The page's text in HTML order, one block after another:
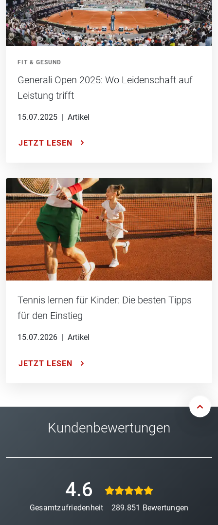
FIT & GESUND
Generali Open 2025: Wo Leidenschaft auf
Leistung trifft
15.07.2025 Artikel
JETZT LESEN
Tennis lernen für Kinder: Die besten Tipps
für den Einstieg
15.07.2026 Artikel
JETZT LESEN
Kundenbewertungen
4.6
Gesamtzufriedenheit 289.851 Bewertungen